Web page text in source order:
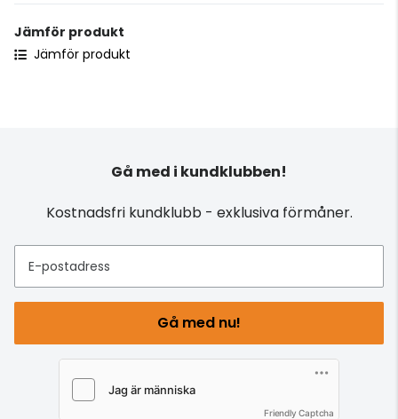
Jämför produkt
Jämför produkt
Gå med i kundklubben!
Kostnadsfri kundklubb - exklusiva förmåner.
E-postadress
Gå med nu!
Friendly Captcha